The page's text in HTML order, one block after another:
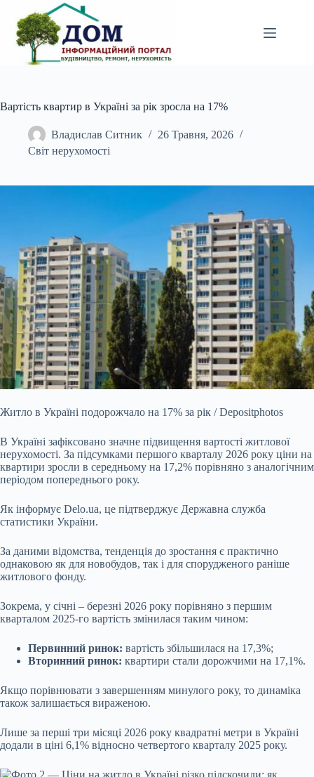
вмісту
Вартість квартир в Україні за рік зросла на 17%
Владислав Ситник
26 Травня, 2026
Світ нерухомості
Житло в Україні подорожчало на 17% за рік / Depositphotos
В Україні зафіксовано значне підвищення вартості житлової
нерухомості. За підсумками першого кварталу 2026 року ціни на
квартири зросли в середньому на 17,2% порівняно з аналогічним
періодом попереднього року.
Як інформує Delo.ua, це підтверджує Державна служба
статистики України.
За даними відомства, тенденція до зростання є практично
однаковою як для новобудов, так і для спорудженого раніше
житлового фонду.
Зокрема, у січні – березні 2026 року порівняно з першим
кварталом 2025-го вартість змінилася таким чином:
Первинний ринок: вартість збільшилася на 17,3%;
Вторинний ринок: квартири стали дорожчими на 17,1%.
Якщо порівнювати з завершенням минулого року, то динаміка
також залишається вираженою.
Лише за перші три місяці 2026 року квадратні метри в Україні
додали в ціні 6,1% відносно четвертого кварталу 2025 року.